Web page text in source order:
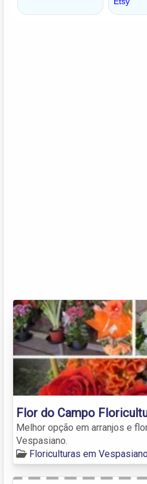
Flor do Campo
Melhor opção em arranjos e
Vespasiano.
Floriculturas em